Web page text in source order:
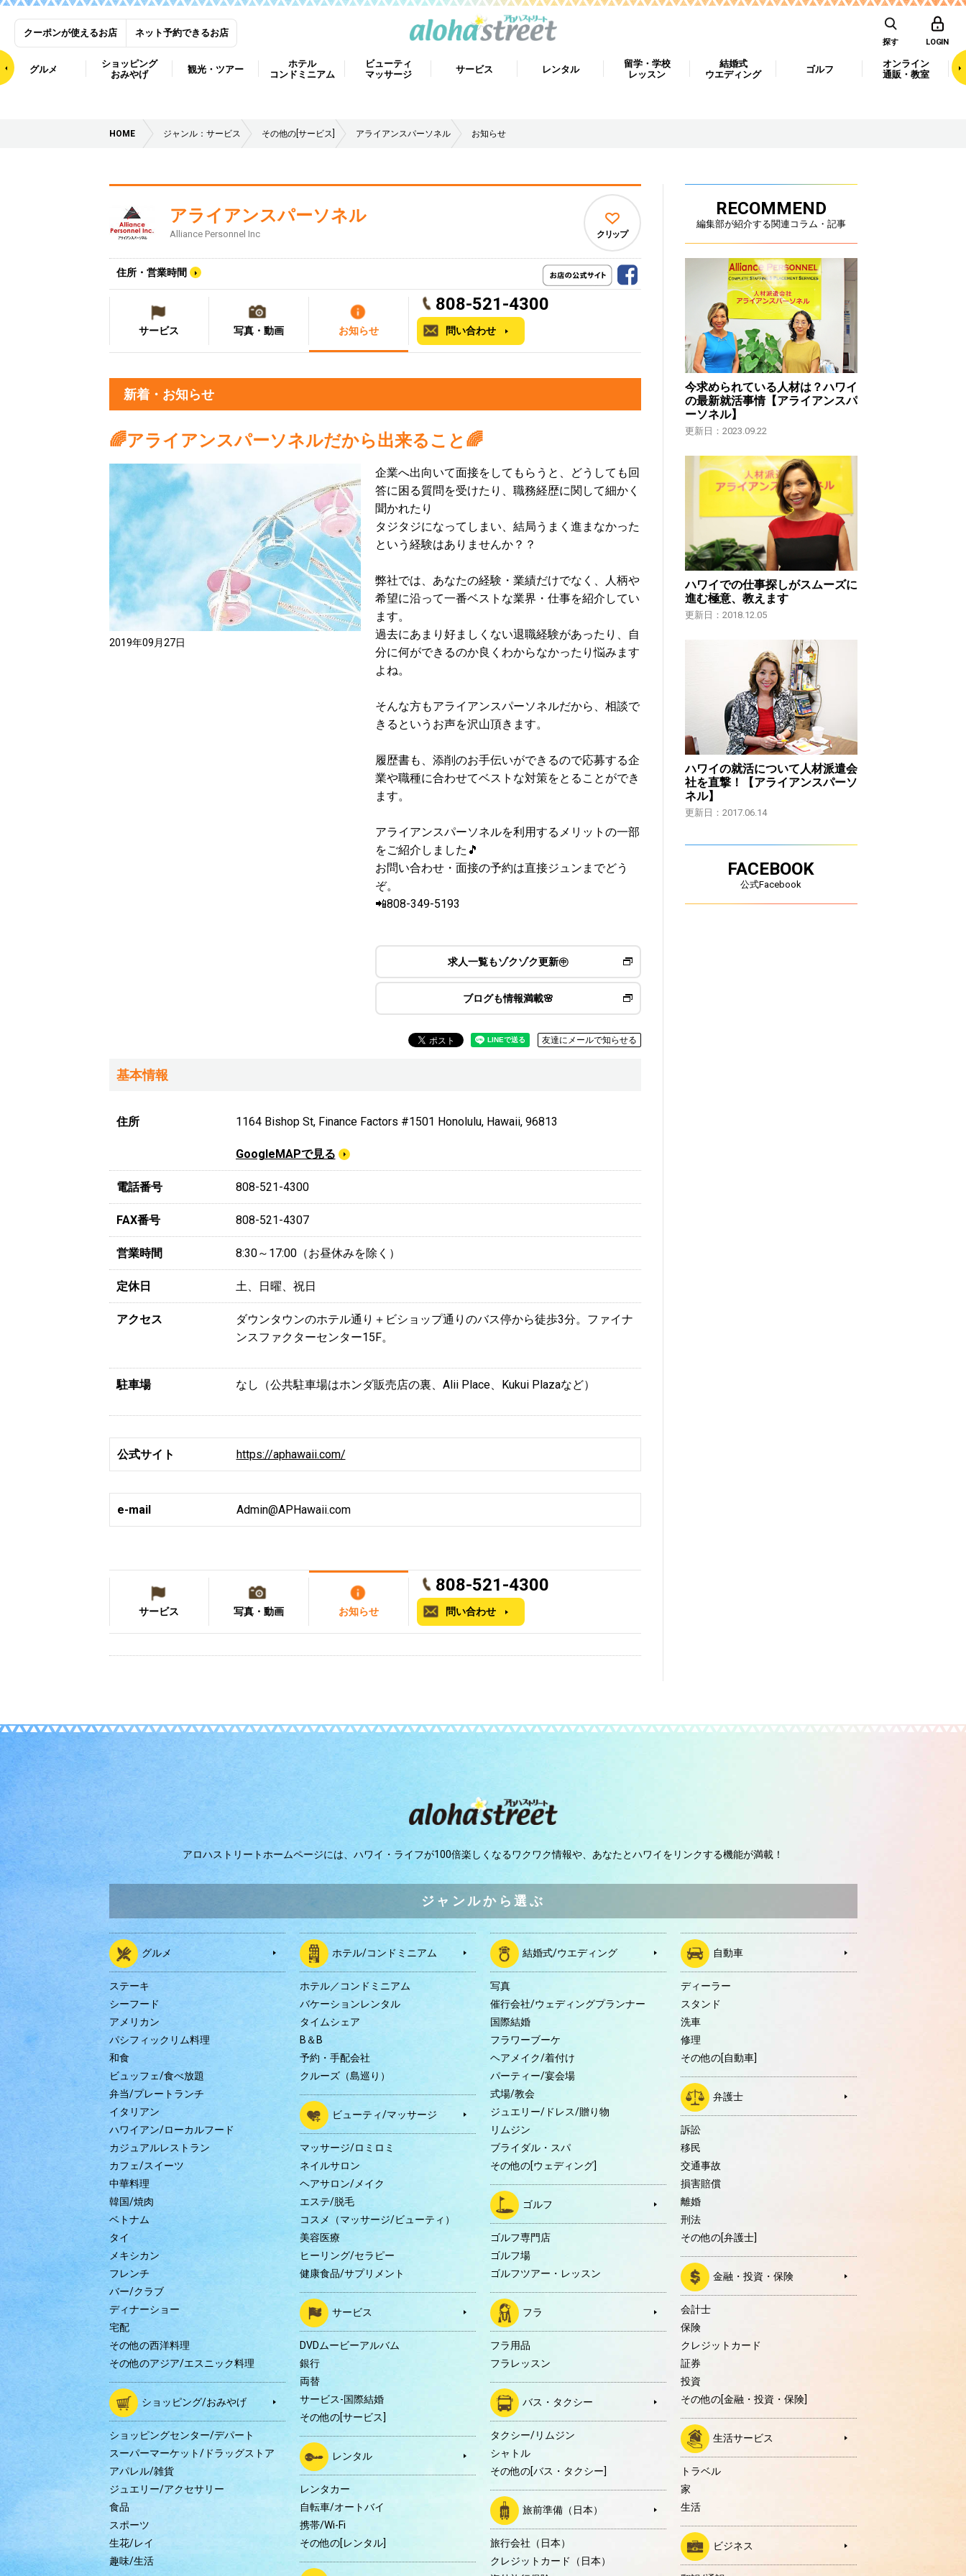
クーポンが使えるお店 ネット予約できるお店
探す LOGIN
グルメ
ショッピング
おみやげ
観光・ツアー
ホテル
コンドミニアム
ビューティ
マッサージ
サービス レンタル
留学・学校
レッスン
結婚式
ウエディング
ゴルフ
オンライン
通販・教室
HOME ジャンル：サービス その他の[サービス] アライアンスパーソネル お知らせ
アライアンスパーソネル
Alliance Personnel Inc
住所・営業時間
クリップ
サービス 写真・動画 お知らせ
808-521-4300
問い合わせ
新着・お知らせ
🌈アライアンスパーソネルだから出来ること🌈
2019年09月27日
企業へ出向いて面接をしてもらうと、どうしても回
答に困る質問を受けたり、職務経歴に関して細かく
聞かれたり
タジタジになってしまい、結局うまく進まなかった
という経験はありませんか？？
弊社では、あなたの経験・業績だけでなく、人柄や
希望に沿って一番ベストな業界・仕事を紹介してい
ます。
過去にあまり好ましくない退職経験があったり、自
分に何ができるのか良くわからなかったり悩みます
よね。
そんな方もアライアンスパーソネルだから、相談で
きるというお声を沢山頂きます。
履歴書も、添削のお手伝いができるので応募する企
業や職種に合わせてベストな対策をとることができ
ます。
アライアンスパーソネルを利用するメリットの一部
をご紹介しました🎵
お問い合わせ・面接の予約は直接ジュンまでどう
ぞ。
📲808-349-5193
求人一覧もゾクゾク更新㊥
ブログも情報満載🌸
友達にメールで知らせる
基本情報
住所 1164 Bishop St, Finance Factors #1501 Honolulu, Hawaii, 96813
GoogleMAPで見る
電話番号 808-521-4300
FAX番号 808-521-4307
営業時間 8:30～17:00（お昼休みを除く）
定休日 土、日曜、祝日
アクセス
ダウンタウンのホテル通り＋ビショップ通りのバス停から徒歩3分。ファイナ
ンスファクターセンター15F。
駐車場 なし（公共駐車場はホンダ販売店の裏、Alii Place、Kukui Plazaなど）
公式サイト https://aphawaii.com/
e-mail Admin@APHawaii.com
サービス 写真・動画 お知らせ
808-521-4300
問い合わせ
RECOMMEND
編集部が紹介する関連コラム・記事
今求められている人材は？ハワイ
の最新就活事情【アライアンスパ
ーソネル】
更新日：2023.09.22
ハワイでの仕事探しがスムーズに
進む極意、教えます
更新日：2018.12.05
ハワイの就活について人材派遣会
社を直撃！【アライアンスパーソ
ネル】
更新日：2017.06.14
FACEBOOK
公式Facebook
アロハストリートホームページには、 ハワイ・ライフが100倍楽しくなるワクワク情報や、 あなたとハワイをリンクする機能が満載！
ジャンルから選ぶ
グルメ
ステーキ
シーフード
アメリカン
パシフィックリム料理
和食
ビュッフェ/食べ放題
弁当/プレートランチ
イタリアン
ハワイアン/ローカルフード
カジュアルレストラン
カフェ/スイーツ
中華料理
韓国/焼肉
ベトナム
タイ
メキシカン
フレンチ
バー/クラブ
ディナーショー
宅配
その他の西洋料理
その他のアジア/エスニック料理
ショッピング/おみやげ
ショッピングセンター/デパート
スーパーマーケット/ドラッグストア
アパレル/雑貨
ジュエリー/アクセサリー
食品
スポーツ
生花/レイ
趣味/生活
ホテル/コンドミニアム
ホテル／コンドミニアム
バケーションレンタル
タイムシェア
B＆B
予約・手配会社
クルーズ（島巡り）
ビューティ/マッサージ
マッサージ/ロミロミ
ネイルサロン
ヘアサロン/メイク
エステ/脱毛
コスメ（マッサージ/ビューティ）
美容医療
ヒーリング/セラピー
健康食品/サプリメント
サービス
DVDムービーアルバム
銀行
両替
サービス-国際結婚
その他の[サービス]
レンタル
レンタカー
自転車/オートバイ
携帯/Wi-Fi
その他の[レンタル]
結婚式/ウエディング
写真
催行会社/ウェディングプランナー
国際結婚
フラワーブーケ
ヘアメイク/着付け
パーティー/宴会場
式場/教会
ジュエリー/ドレス/贈り物
リムジン
ブライダル・スパ
その他の[ウェディング]
ゴルフ
ゴルフ専門店
ゴルフ場
ゴルフツアー・レッスン
フラ
フラ用品
フラレッスン
バス・タクシー
タクシー/リムジン
シャトル
その他の[バス・タクシー]
旅前準備（日本）
旅行会社（日本）
クレジットカード（日本）
自動車
ディーラー
スタンド
洗車
修理
その他の[自動車]
弁護士
訴訟
移民
交通事故
損害賠償
離婚
刑法
その他の[弁護士]
金融・投資・保険
会計士
保険
クレジットカード
証券
投資
その他の[金融・投資・保険]
生活サービス
トラベル
家
生活
ビジネス